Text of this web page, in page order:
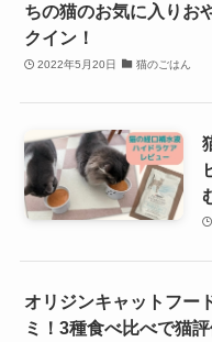
ちの猫のお気に入りお
クイン！
2022年5月20日 猫のごはん
オリジンキャットフー
ミ！3種食べ比べで猫